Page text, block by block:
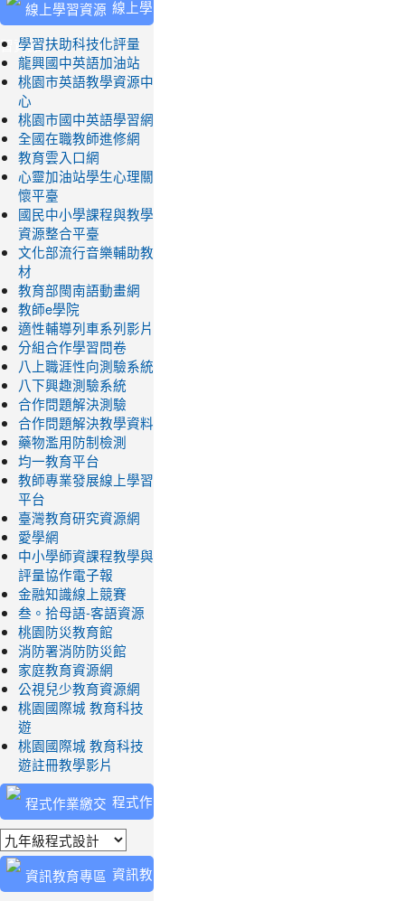
線上學
習資源
學習扶助科技化評量
龍興國中英語加油站
桃園市英語教學資源中
心
桃園市國中英語學習網
全國在職教師進修網
教育雲入口網
心靈加油站學生心理關
懷平臺
國民中小學課程與教學
資源整合平臺
文化部流行音樂輔助教
材
教育部閩南語動畫網
教師e學院
適性輔導列車系列影片
分組合作學習問卷
八上職涯性向測驗系統
八下興趣測驗系統
合作問題解決測驗
合作問題解決教學資料
藥物濫用防制檢測
均一教育平台
教師專業發展線上學習
平台
臺灣教育研究資源網
愛學網
中小學師資課程教學與
評量協作電子報
金融知識線上競賽
叁。拾母語-客語資源
桃園防災教育館
消防署消防防災館
家庭教育資源網
公視兒少教育資源網
桃園國際城 教育科技
遊
桃園國際城 教育科技
遊註冊教學影片
程式作
業繳交
資訊教